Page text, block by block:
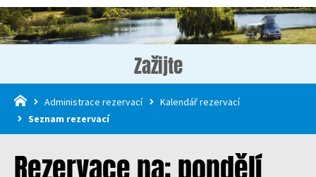
Zažijte
Administrace rezervací
Kalendář rezervací
Seznam rezervací